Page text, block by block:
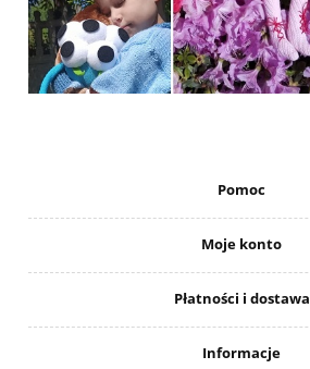
Pomoc
Moje konto
Płatności i dostawa
Informacje